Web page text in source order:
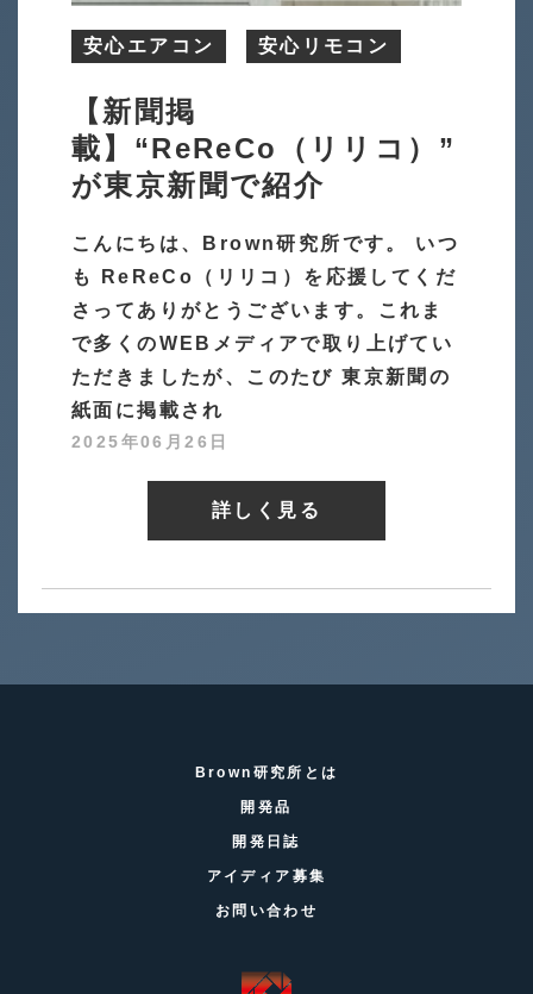
安心エアコン 安心リモコン
【新聞掲
載】“ReReCo（リリコ）”
が東京新聞で紹介
こんにちは、Brown研究所です。 いつ
も ReReCo（リリコ）を応援してくだ
さってありがとうございます。これま
で多くのWEBメディアで取り上げてい
ただきましたが、このたび 東京新聞の
紙面に掲載され
2025年06月26日
詳しく見る
Brown研究所とは
開発品
開発日誌
アイディア募集
お問い合わせ